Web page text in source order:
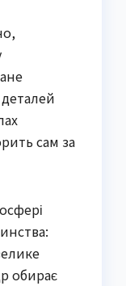
сам за
обирає